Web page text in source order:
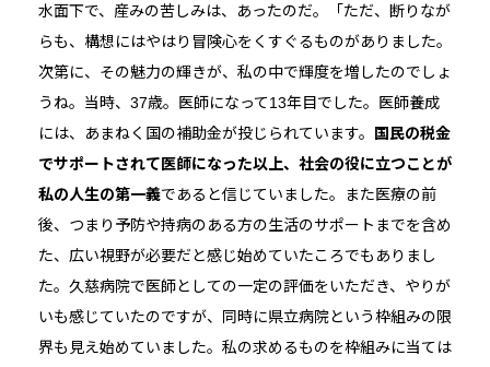
水面下で、産みの苦しみは、あったのだ。「ただ、断りなが
らも、構想にはやはり冒険心をくすぐるものがありました。
次第に、その魅力の輝きが、私の中で輝度を増したのでしょ
うね。当時、37歳。医師になって13年目でした。医師養成
には、あまねく国の補助金が投じられています。 国民の税金
でサポートされて医師になった以上、社会の役に立つことが
私の人生の第一義であると信じていました。また医療の前
後、つまり予防や持病のある方の生活のサポートまでを含め
た、広い視野が必要だと感じ始めていたころでもありまし
た。久慈病院で医師としての一定の評価をいただき、やりが
いも感じていたのですが、同時に県立病院という枠組みの限
界も見え始めていました。私の求めるものを枠組みに当ては